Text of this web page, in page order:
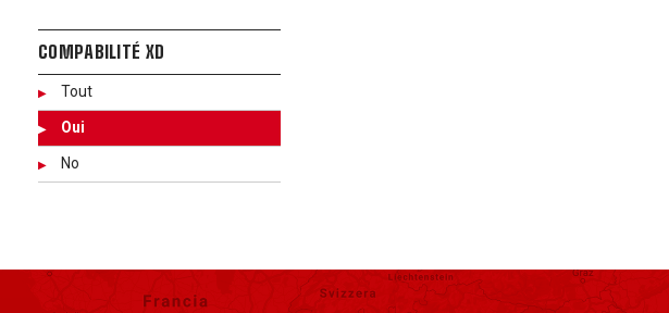
COMPABILITÉ XD
Tout
Oui
No